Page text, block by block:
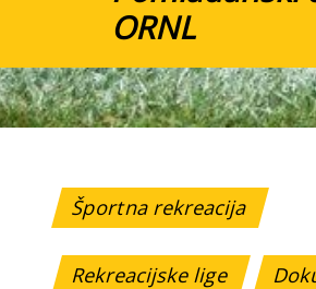
ORNL
Športna rekreacija
Rekreacijske lige